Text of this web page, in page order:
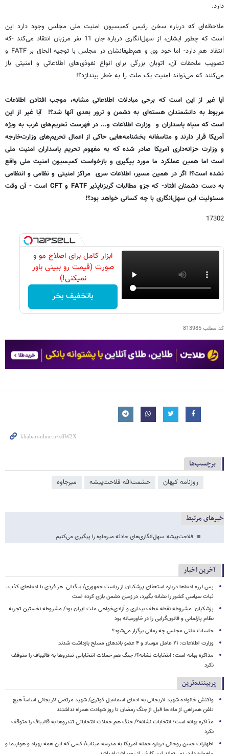
دارد.
ملاحظه‌ای که درباره سخن رئیس کمیسیون امنیت ملی مجلس وجود دارد این
است که چطور ایشان، از سهل‌انگاری درباره جان 11 نفر مرزبان انتقاد می‌کند -که
انتقاد هم دارد- اما خود وی و هم‌طیفانشان در مجلس با توجیه الحاق بر FATF و
تصویب ملحقات آن، اتوبان بزرگی برای انواع نفوذی‌های اطلاعاتی و امنیتی باز
می‌کنند که می‌تواند امنیت یک ملت را به خطر بیندازد؟!
آیا غیر از این است که برخی مبادلات اطلاعاتی مشابه، موجب افتادن اطلاعات
مربوط به دانشمندان هسته‌ای به دشمن و ترور بعدی آنها شد؟! آیا غیر از این
است که سپاه پاسداران و وزارت اطلاعات و... در فهرست تحریم‌های غرب به ویژه
آمریکا قرار دارند و متاسفانه بخشنامه‌هایی حاکی از اعمال تحریم‌های وزارت‌خارجه
و وزارت خزانه‌داری آمریکا صادر شده که به مفهوم تحریم پاسداران امنیت ملی
است اما همین عملکرد ما مورد پیگیری و بازخواست کمیسیون امنیت ملی واقع
نشده است؟! اگر در همین مسیر، اطلاعات سری مراکز امنیتی و نظامی و انتظامی
به دست دشمنان افتاد- که جزو مطالبات‌ گریزناپذیر FATF و CFT است - آن وقت
مسئولیت این سهل‌انگاری با چه کسانی خواهد بود؟!
17302
ابزار کامل برای اصلاح مو و
صورت (قیمت رو ببینی باور
نمیکنی!)
باتخفیف بخر
کد مطلب813985
برچسب‌ها
روزنامه کیهان حشمت‌الله فلاحت‌پیشه میرجاوه
خبرهای مرتبط
فلاحت‌پیشه: سهل‌انگاری‌های‌ حادثه میرجاوه را پیگیری می‌کنیم
آخرین اخبار
پس لرزه ادعاها درباره استعفای پزشکیان از ریاست جمهوری/ بیگدلی: هر فردی با ادعاهای کذب،
ثبات سیاسی کشور را نشانه بگیرد، در زمین دشمن بازی کرده است
پزشکیان: مشروطه نقطه عطف بیداری و آزادی‌خواهی ملت ایران بود/ مشروطه نخستین تجربه
نظام پارلمانی و قانون‌گرایی را در خاورمیانه بود
جلسات علنی مجلس چه زمانی برگزار می‌شود؟
وزارت اطلاعات: ۲۱ عامل موساد و ۴ عضو باندهای مسلح بازداشت شدند
مذاکره بهانه است؛ انتخابات نشانه؟/ جنگ هم حملات انتخاباتی تندروها به قالیباف را متوقف
نکرد
پربیننده‌ترین
واکنش خانواده شهید لاریجانی به ادعای اسماعیل کوثری/ شهید مرتضی لاریجانی اساساً هیچ
تلفن همراهی از ماه ها قبل از جنگ رمضان تا روز شهادت همراه نداشتند
مذاکره بهانه است؛ انتخابات نشانه؟/ جنگ هم حملات انتخاباتی تندروها به قالیباف را متوقف
نکرد
اظهارات حسن روحانی درباره حمله آمریکا به مدرسه میناب/ کسی که این همه پهپاد و هواپیما و